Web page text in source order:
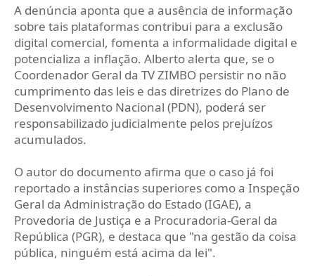
A denúncia aponta que a ausência de informação
sobre tais plataformas contribui para a exclusão
digital comercial, fomenta a informalidade digital e
potencializa a inflação. Alberto alerta que, se o
Coordenador Geral da TV ZIMBO persistir no não
cumprimento das leis e das diretrizes do Plano de
Desenvolvimento Nacional (PDN), poderá ser
responsabilizado judicialmente pelos prejuízos
acumulados.
O autor do documento afirma que o caso já foi
reportado a instâncias superiores como a Inspeção
Geral da Administração do Estado (IGAE), a
Provedoria de Justiça e a Procuradoria-Geral da
República (PGR), e destaca que "na gestão da coisa
pública, ninguém está acima da lei".